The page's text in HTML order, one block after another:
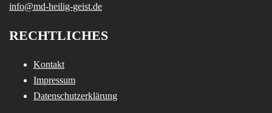
info@md-heilig-geist.de
RECHTLICHES
Kontakt
Impressum
Datenschutzerklärung